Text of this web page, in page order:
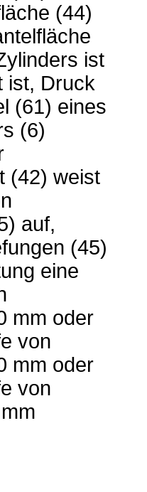
(44)
ist
ist, Druck
(61) eines
(6)
(42) weist
auf,
(45)
eine
mm oder
von
mm oder
von